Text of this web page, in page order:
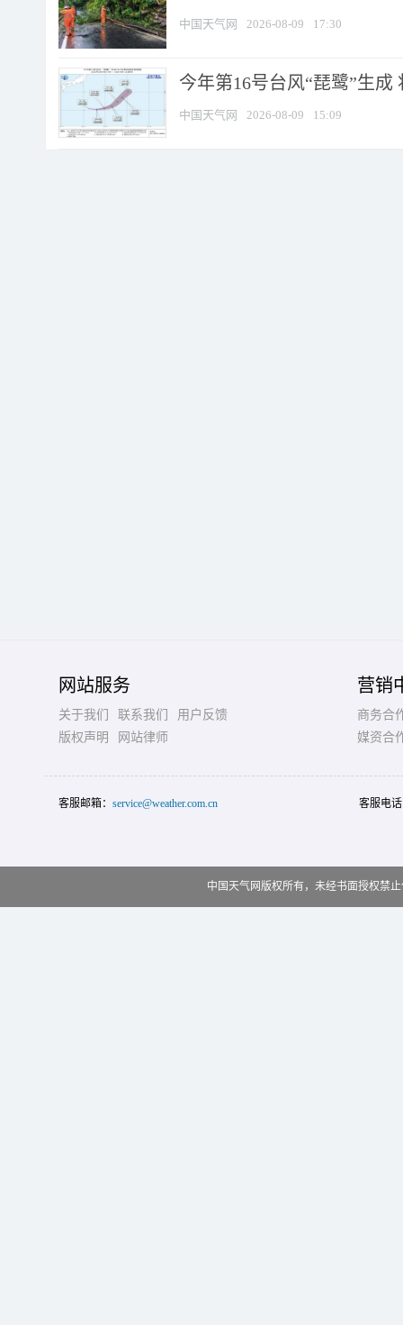
中国天气网 2026-08-09 17:30
今年第16号台风“琵鹭”生
中国天气网 2026-08-09 15:09
网站服务
关于我们 联系我们
用户反馈
版权声明
网站律师
营销
商务合
媒资合
客服邮箱： service@weather.com.cn 客服电
中国天气网版权所有，未经书面授权